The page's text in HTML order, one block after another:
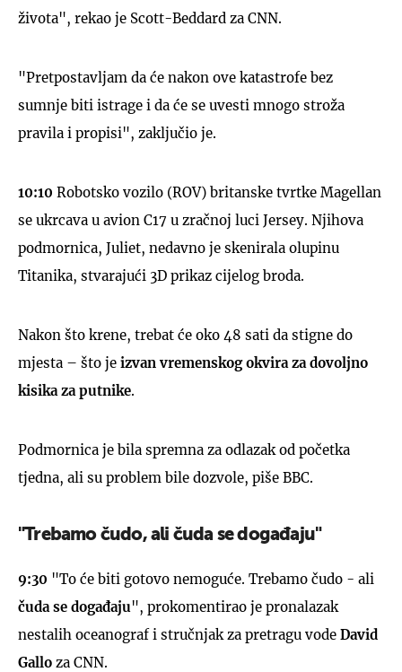
života", rekao je Scott-Beddard za CNN.
"Pretpostavljam da će nakon ove katastrofe bez
sumnje biti istrage i da će se uvesti mnogo stroža
pravila i propisi", zaključio je.
10:10 Robotsko vozilo (ROV) britanske tvrtke Magellan
se ukrcava u avion C17 u zračnoj luci Jersey. Njihova
podmornica, Juliet, nedavno je skenirala olupinu
Titanika, stvarajući 3D prikaz cijelog broda.
Nakon što krene, trebat će oko 48 sati da stigne do
mjesta – što je izvan vremenskog okvira za dovoljno
kisika za putnike.
Podmornica je bila spremna za odlazak od početka
tjedna, ali su problem bile dozvole, piše BBC.
"Trebamo čudo, ali čuda se događaju"
9:30 "To će biti gotovo nemoguće. Trebamo čudo - ali
čuda se događaju", prokomentirao je pronalazak
nestalih oceanograf i stručnjak za pretragu vode David
Gallo za CNN.